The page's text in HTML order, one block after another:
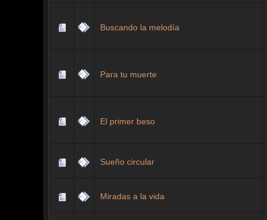
Buscando la melodía
Para tu muerte
El primer beso
Sueño circular
Miradas a la vida